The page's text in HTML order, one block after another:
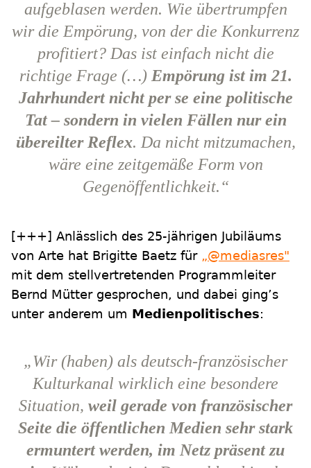
aufgeblasen werden. Wie übertrumpfen
wir die Empörung, von der die Konkurrenz
profitiert? Das ist einfach nicht die
richtige Frage (…) Empörung ist im 21.
Jahrhundert nicht per se eine politische
Tat – sondern in vielen Fällen nur ein
übereilter Reflex. Da nicht mitzumachen,
wäre eine zeitgemäße Form von
Gegenöffentlichkeit.“
[+++] Anlässlich des 25-jährigen Jubiläums
von Arte hat Brigitte Baetz für „@mediasres"
mit dem stellvertretenden Programmleiter
Bernd Mütter gesprochen, und dabei ging’s
unter anderem um Medienpolitisches:
„Wir (haben) als deutsch-französischer
Kulturkanal wirklich eine besondere
Situation, weil gerade von französischer
Seite die öffentlichen Medien sehr stark
ermuntert werden, im Netz präsent zu